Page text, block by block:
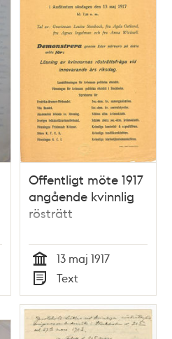
Offentligt möte 1917
angående kvinnlig
rösträtt
Tid
13 maj 1917
Typ
Text